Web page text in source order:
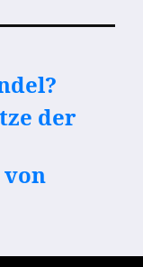
der
von